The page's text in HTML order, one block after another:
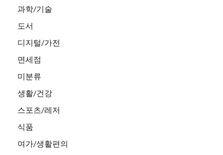
과학/기술
도서
디지털/가전
면세점
미분류
생활/건강
스포츠/레저
식품
여가/생활편의